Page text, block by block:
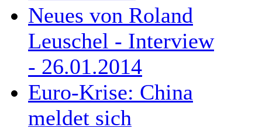
Neues von Roland
Leuschel - Interview
- 26.01.2014
Euro-Krise: China
meldet sich